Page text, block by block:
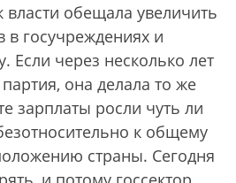
власти обещала увеличить
в госучреждениях и
Если через несколько лет
она делала то же
зарплаты росли чуть ли
к общему
страны. Сегодня